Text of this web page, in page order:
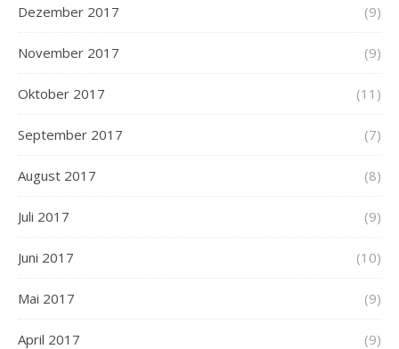
Dezember 2017 (9)
November 2017 (9)
Oktober 2017 (11)
September 2017 (7)
August 2017 (8)
Juli 2017 (9)
Juni 2017 (10)
Mai 2017 (9)
April 2017 (9)